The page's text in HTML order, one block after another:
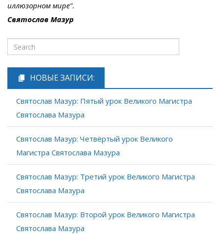
иллюзорном мире".
Святослав Мазур
НОВЫЕ ЗАПИСИ:
Святослав Мазур: Пятый урок Великого Магистра
Святослава Мазура
Святослав Мазур: Четвёртый урок Великого
Магистра Святослава Мазура
Святослав Мазур: Третий урок Великого Магистра
Святослава Мазура
Святослав Мазур: Второй урок Великого Магистра
Святослава Мазура